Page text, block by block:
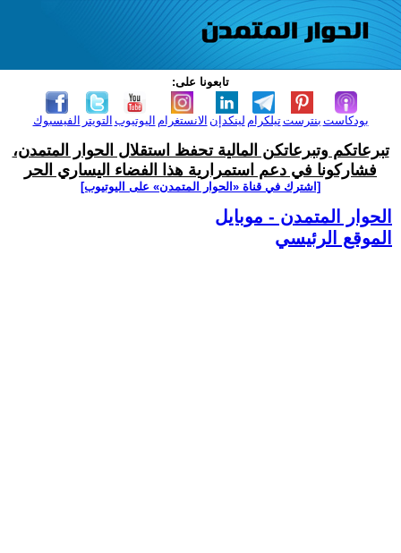
تابعونا على:
الفيسبوك التويتر اليوتيوب الانستغرام لينكدإن تيلكرامبنترست بودكاست
تبرعاتكم وتبرعاتكن المالية تحفظ استقلال الحوار المتمدن،
فشاركونا في دعم استمرارية هذا الفضاء اليساري الحر
[اشترك في قناة ‫«الحوار المتمدن» على اليوتيوب]
الحوار المتمدن - موبايل
الموقع الرئيسي